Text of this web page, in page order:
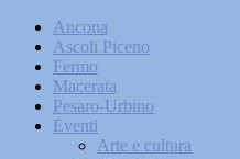
Ancona
Ascoli Piceno
Fermo
Macerata
Pesaro-Urbino
Eventi
Arte e cultura